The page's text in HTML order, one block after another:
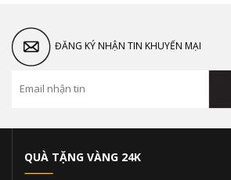
ĐĂNG KÝ NHẬN TIN KHUYẾN MẠI
QUÀ TẶNG VÀNG 24K